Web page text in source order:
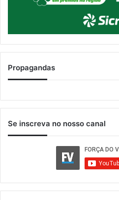
Propagandas
Se inscreva no nosso canal